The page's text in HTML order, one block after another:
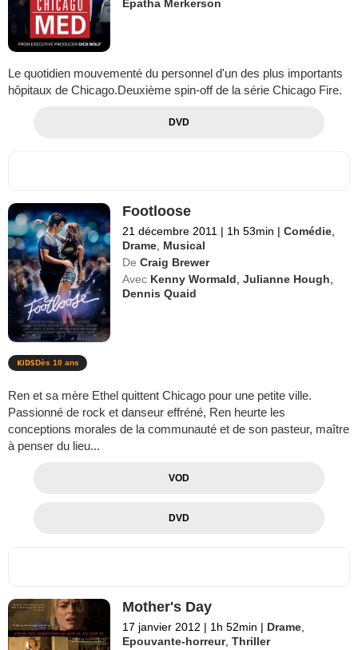
Epatha Merkerson
Le quotidien mouvementé du personnel d'un des plus importants
hôpitaux de Chicago.Deuxième spin-off de la série Chicago Fire.
DVD
Footloose
21 décembre 2011 | 1h 53min | Comédie
Drame Musical
De Craig Brewer
Avec Kenny Wormald ,Julianne Hough
Dennis Quaid
Dès 10 ans
Ren et sa mère Ethel quittent Chicago pour une petite ville.
Passionné de rock et danseur effréné, Ren heurte les
conceptions morales de la communauté et de son pasteur, maître
à penser du lieu...
VOD
DVD
Mother's Day
17 janvier 2012 | 1h 52min | Drame
Epouvante-horreur,Thriller